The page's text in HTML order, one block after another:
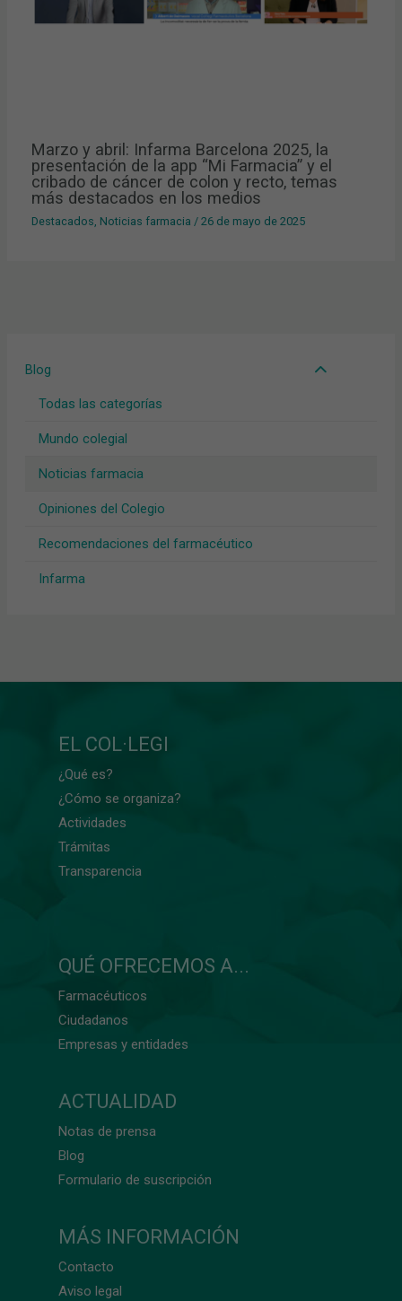
Blog
Todas las categorías
Mundo colegial
Noticias farmacia
Opiniones del Colegio
Recomendaciones del farmacéutico
Infarma
Marzo y abril: Infarma Barcelona 2025, la
presentación de la app “Mi Farmacia” y el
cribado de cáncer de colon y recto, temas
más destacados en los medios
Destacados Noticias farmacia /26 de mayo de 2025
EL COL·LEGI
¿Qué es?
¿Cómo se organiza?
Actividades
Trámitas
Transparencia
QUÉ OFRECEMOS A...
Farmacéuticos
Ciudadanos
Empresas y entidades
ACTUALIDAD
Notas de prensa
Blog
Formulario de suscripción
MÁS INFORMACIÓN
Contacto
Aviso legal